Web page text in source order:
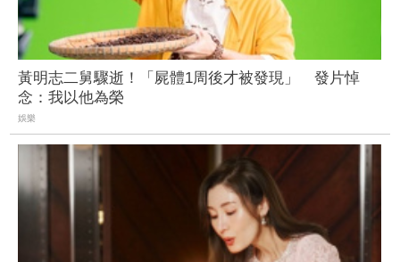
黃明志二舅驟逝！「屍體1周後才被發現」 發片悼
念：我以他為榮
娛樂